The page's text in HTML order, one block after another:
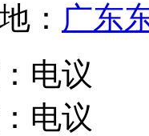
： 广东
电议
电议